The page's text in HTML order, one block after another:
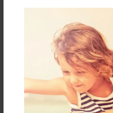
About Author